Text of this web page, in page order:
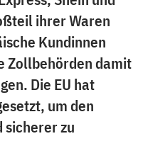
ihrer Waren
Kundinnen
Zollbehörden damit
Die EU hat
um den
zu